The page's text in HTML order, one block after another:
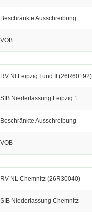
Beschränkte Ausschreibung
VOB
RV Nl Leipzig I und II (26R60192)
SIB Niederlassung Leipzig 1
Beschränkte Ausschreibung
VOB
RV NL Chemnitz (26R30040)
SIB Niederlassung Chemnitz